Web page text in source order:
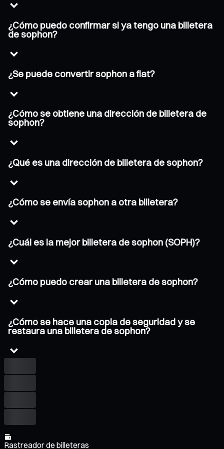
¿Cómo puedo confirmar si ya tengo una billetera
de sophon?
¿Se puede convertir sophon a fiat?
¿Cómo se obtiene una dirección de billetera de
sophon?
¿Qué es una dirección de billetera de sophon?
¿Cómo se envía sophon a otra billetera?
¿Cuál es la mejor billetera de sophon (SOPH)?
¿Cómo puedo crear una billetera de sophon?
¿Cómo se hace una copia de seguridad y se
restaura una billetera de sophon?
Rastreador de billeteras